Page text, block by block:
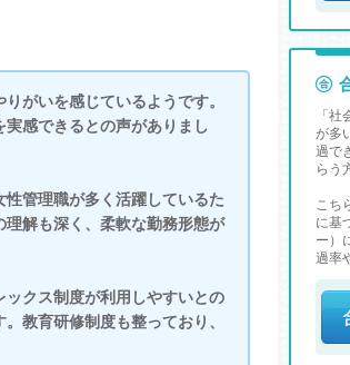
がいを感じているようです。
感できるとの声がありまし
管理職が多く活躍しているた
解も深く、柔軟な勤務形態が
クス制度が利用しやすいとの
教育研修制度も整っており、
「
が多
過で
らう
こち
に基
ー）
過率